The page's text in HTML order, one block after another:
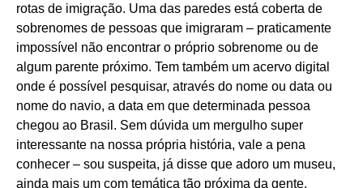
rotas de imigração. Uma das paredes está coberta de
sobrenomes de pessoas que imigraram – praticamente
impossível não encontrar o próprio sobrenome ou de
algum parente próximo. Tem também um acervo digital
onde é possível pesquisar, através do nome ou data ou
nome do navio, a data em que determinada pessoa
chegou ao Brasil. Sem dúvida um mergulho super
interessante na nossa própria história, vale a pena
conhecer – sou suspeita, já disse que adoro um museu,
ainda mais um com temática tão próxima da gente.